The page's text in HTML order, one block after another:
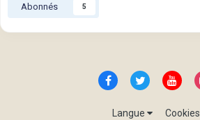
Abonnés 5
Langue Cookies